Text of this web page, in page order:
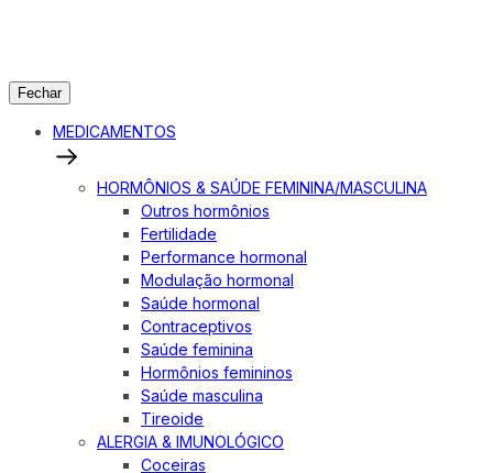
Fechar
MEDICAMENTOS
HORMÔNIOS & SAÚDE FEMININA/MASCULINA
Outros hormônios
Fertilidade
Performance hormonal
Modulação hormonal
Saúde hormonal
Contraceptivos
Saúde feminina
Hormônios femininos
Saúde masculina
Tireoide
ALERGIA & IMUNOLÓGICO
Coceiras